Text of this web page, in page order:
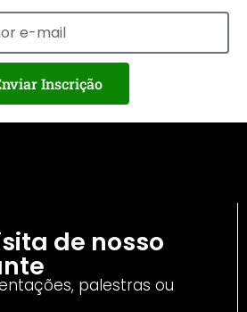
Inscrição
de nosso
palestras ou